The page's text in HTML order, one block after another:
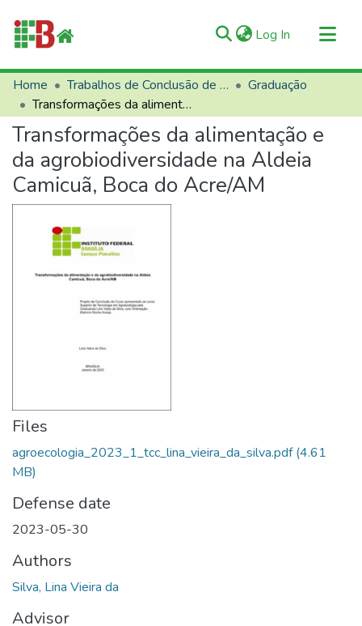
Log In (current)
Communities & Collections
All of RIIFB
Manuals and Terms
Statistics
About RIIFB
Contacts
Home Trabalhos de Conclusão de Curso (TCCs)
Graduação
Transformações da alimentação e da agrobiodiversidade na Aldeia Camicuã, Boca do Acre/AM
Transformações da alimentação e
da agrobiodiversidade na Aldeia
Camicuã, Boca do Acre/AM
Files
agroecologia_2023_1_tcc_lina_vieira_da_silva.pdf(4.61
MB)
Defense date
2023-05-30
Authors
Silva, Lina Vieira da
Advisor